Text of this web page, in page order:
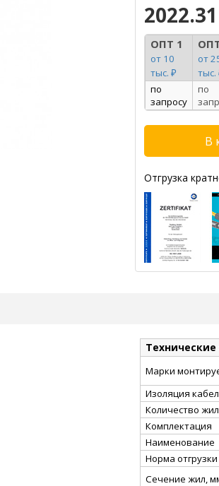
ОПТ 1
от 10
тыс. ₽
от
тыс.
по
запросу
по
Отгрузка
Марки
Изоляция
Количество
Комплектация
Наименование
Норма отгрузки
Сечение жил,